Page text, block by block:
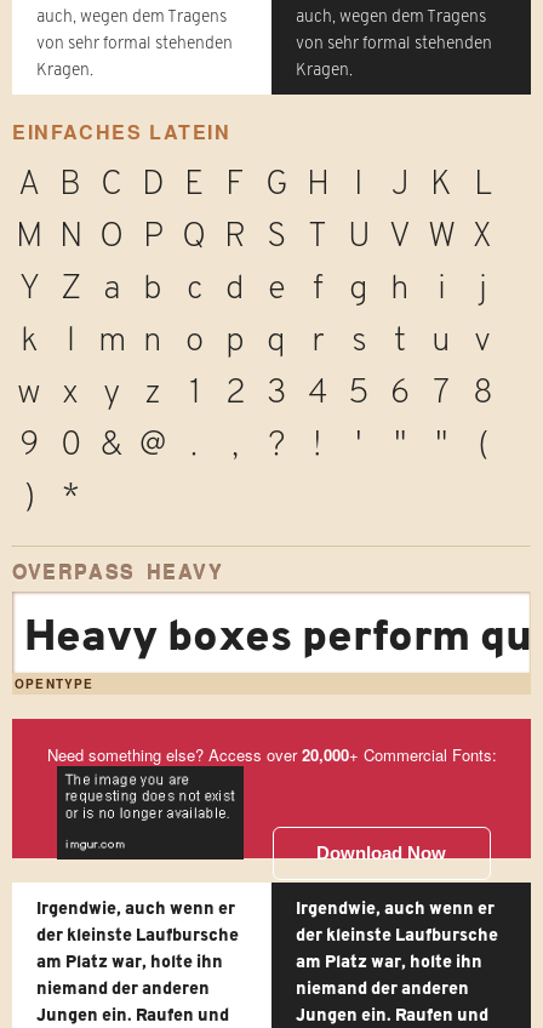
auch, wegen dem Tragens
von sehr formal stehenden
Kragen.
auch, wegen dem Tragens
von sehr formal stehenden
Kragen.
EINFACHES LATEIN
A B C D E F G H I J K
L
M N O P Q R S T U V W X
Y Z a b c d e f g h i
j
k
l m n o p q r s t u
v
w x y z 1 2 3 4 5 6 7
8
9 0 & @ . , ? ! ' " "
(
)
*
OVERPASS HEAVY
Heavy boxes perform
OPENTYPE
Need something else? Access over20,000+ Commercial Fonts:
Download Now
Irgendwie, auch wenn er
der kleinste Laufbursche
am Platz war, holte ihn
niemand der anderen
Jungen ein. Raufen und
Irgendwie, auch wenn er
der kleinste Laufbursche
am Platz war, holte ihn
niemand der anderen
Jungen ein. Raufen und